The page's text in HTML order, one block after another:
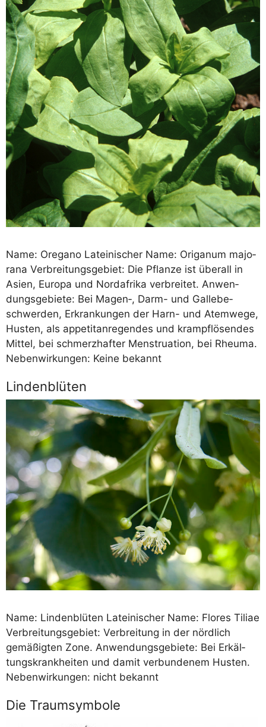
Name: Ore­ga­no Latei­ni­scher Name: Ori­ga­num majo­
ra­na Ver­brei­tungs­ge­biet: Die Pflan­ze ist über­all in
Asi­en, Euro­pa und Nord­afri­ka ver­brei­tet. Anwen­
dungs­ge­bie­te: Bei Magen‑, Darm- und Gal­le­be­
schwer­den, Erkran­kun­gen der Harn- und Atem­we­ge,
Hus­ten, als appe­tit­an­re­gen­des und krampf­lö­sen­des
Mit­tel, bei schmerz­haf­ter Mens­trua­ti­on, bei Rheu­ma.
Neben­wir­kun­gen: Kei­ne bekannt
Lindenblüten
Name: Lin­den­blü­ten Latei­ni­scher Name: Flo­res Tiliae
Ver­brei­tungs­ge­biet: Ver­brei­tung in der nörd­lich
gemä­ßig­ten Zone. Anwen­dungs­ge­bie­te: Bei Erkäl­
tungs­krank­hei­ten und damit ver­bun­de­nem Hus­ten.
Neben­wir­kun­gen: nicht bekannt
Die Traumsymbole